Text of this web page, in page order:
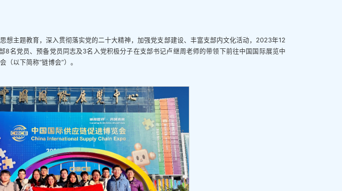
想主题教育，深入贯彻落实党的二十大精神，加强党支部建设、丰富支部内文化活动，2023年12
8名党员、预备党员同志及3名入党积极分子在支部书记卢继周老师的带领下前往中国国际展览中
以下简称“链博会”）。